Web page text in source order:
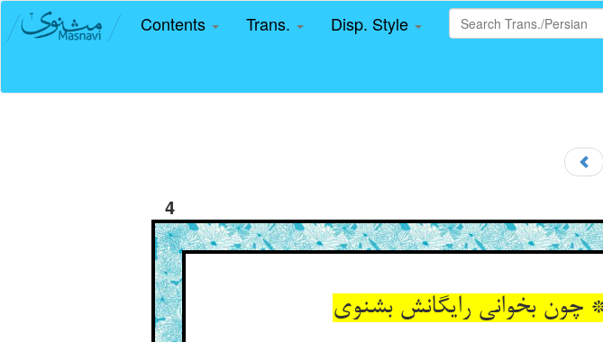
Contents Trans. Disp. Style
4
بخوانی رایگانش بشنوی